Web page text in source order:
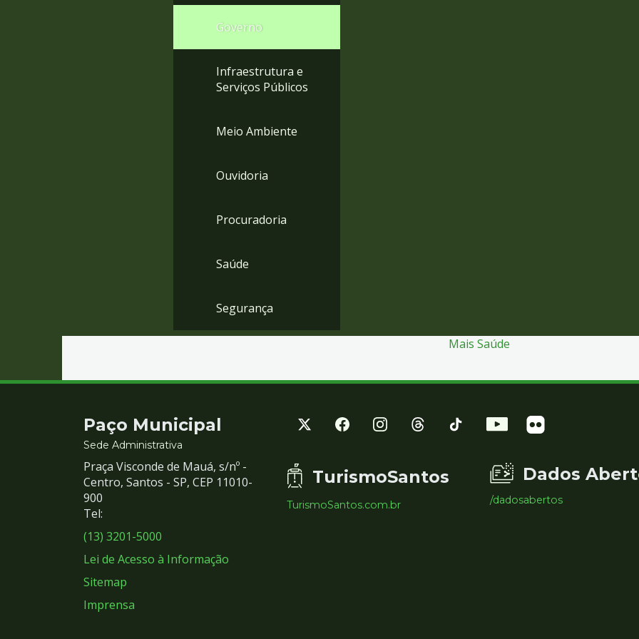
Governo
Infraestrutura e
Serviços Públicos
Meio Ambiente
Ouvidoria
Procuradoria
Saúde
Segurança
Mais Saúde
Contato
e
Redes
Sociais
Paço Municipal
Sede Administrativa
Praça Visconde de Mauá, s/nº -
Centro, Santos - SP, CEP 11010-
900
Tel:
(13) 3201-5000
Lei de Acesso à Informação
Sitemap
Imprensa
TurismoSantos
TurismoSantos.com.br
Dados
/dadosabertos